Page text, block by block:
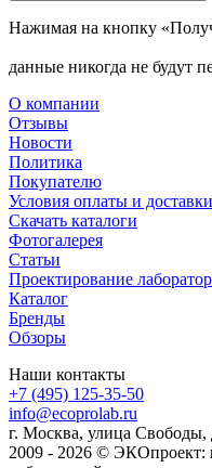
Нажимая на кнопку
данные никогда не будут
О компании
Отзывы
Новости
Политика
Покупателю
Условия оплаты и доставки
Скачать каталоги
Фотогалерея
Статьи
Проектирование
Каталог
Бренды
Обзоры
Наши контакты
+7 (495) 125-35-50
info@ecoprolab.ru
г. Москва, улица Свободы,
2009 - 2026 © ЭКОпроект: